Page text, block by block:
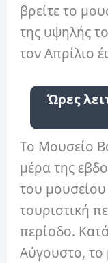
βρείτε το
της υψηλής
τον Απρίλιο
Ώρες
Το Μουσείο
μέρα της
του μουσείου
τουριστική
περίοδο.
Αύγουστο, το